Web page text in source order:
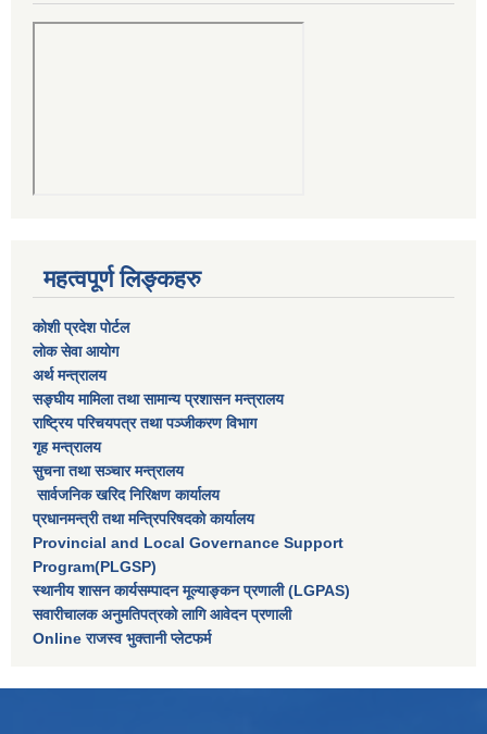
महत्वपूर्ण लिङ्कहरु
कोशी प्रदेश पोर्टल
लाेक सेवा आयाेग
अर्थ मन्त्रालय
सङ्घीय मामिला तथा सामान्य प्रशासन मन्त्रालय
राष्‍ट्रिय परिचयपत्र तथा पञ्‍जीकरण विभाग
गृह मन्त्रालय
सुचना तथा सञ्चार मन्त्रालय
सार्वजनिक खरिद निरिक्षण कार्यालय
प्रधानमन्त्री तथा मन्त्रिपरिषदकाे कार्यालय
Provincial and Local Governance Support
Program(PLGSP)
स्थानीय शासन कार्यसम्पादन मूल्याङ्कन प्रणाली (LGPAS)
सवारीचालक अनुमतिपत्रको लागि आवेदन प्रणाली
Online राजस्व भुक्तानी प्लेटफर्म